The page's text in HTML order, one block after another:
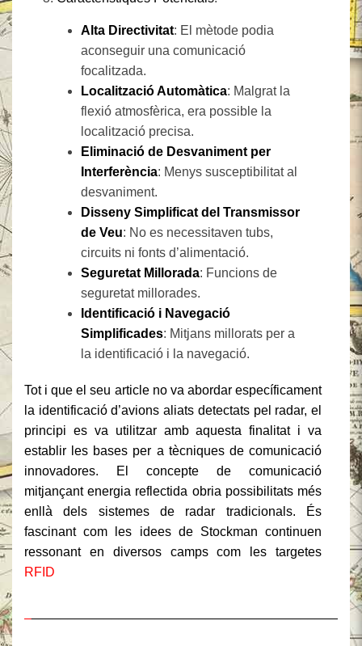
Alta Directivitat: El mètode podia
aconseguir una comunicació
focalitzada.
Localització Automàtica: Malgrat la
flexió atmosfèrica, era possible la
localització precisa.
Eliminació de Desvaniment per
Interferència: Menys susceptibilitat al
desvaniment.
Disseny Simplificat del Transmissor
de Veu: No es necessitaven tubs,
circuits ni fonts d’alimentació.
Seguretat Millorada: Funcions de
seguretat millorades.
Identificació i Navegació
Simplificades: Mitjans millorats per a
la identificació i la navegació.
Tot i que el seu article no va abordar específicament
la identificació d’avions aliats detectats pel radar, el
principi es va utilitzar amb aquesta finalitat i va
establir les bases per a tècniques de comunicació
innovadores. El concepte de comunicació
mitjançant energia reflectida obria possibilitats més
enllà dels sistemes de radar tradicionals. És
fascinant com les idees de Stockman continuen
ressonant en diversos camps com les targetes
RFID